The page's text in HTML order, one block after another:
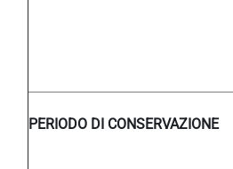
PERIODO DI CONSERVAZIONE